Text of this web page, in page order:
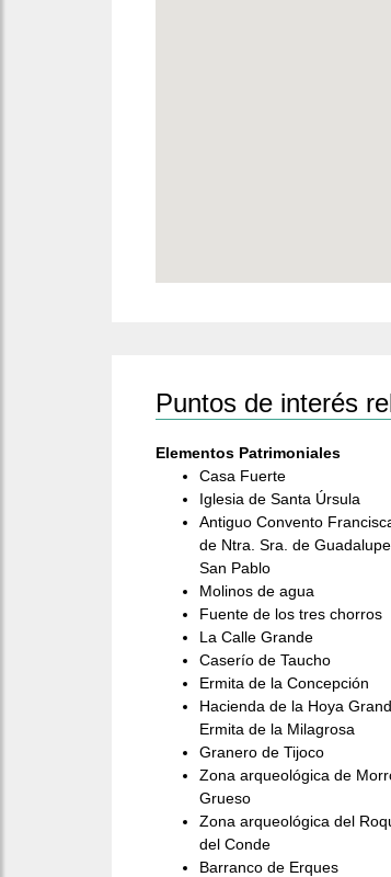
Puntos de interés
Elementos Patrimoniales
Casa Fuerte
Iglesia de Santa Úrsula
Antiguo Convento
de Ntra. Sra. de
San Pablo
Molinos de agua
Fuente de los tres chorros
La Calle Grande
Caserío de Taucho
Ermita de la Concepción
Hacienda de la Hoya
Ermita de la Milagrosa
Granero de Tijoco
Zona arqueológica de
Grueso
Zona arqueológica del
del Conde
Barranco de Erques